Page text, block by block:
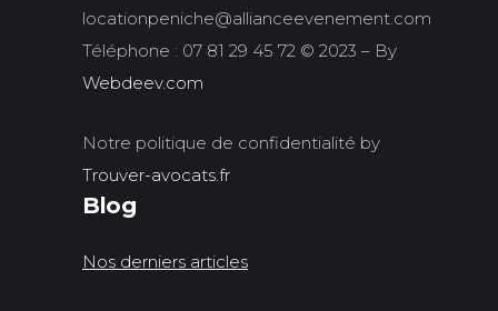
locationpeniche@allianceevenement.com
Téléphone : 07 81 29 45 72 © 2023 – By
Webdeev.com
Notre politique de confidentialité by
Trouver-avocats.fr
Blog
Nos derniers articles